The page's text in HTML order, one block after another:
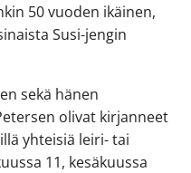
50 vuoden ikäinen,
Susi-jengin
sekä hänen
olivat kirjanneet
yhteisiä leiri- tai
11, kesäkuussa